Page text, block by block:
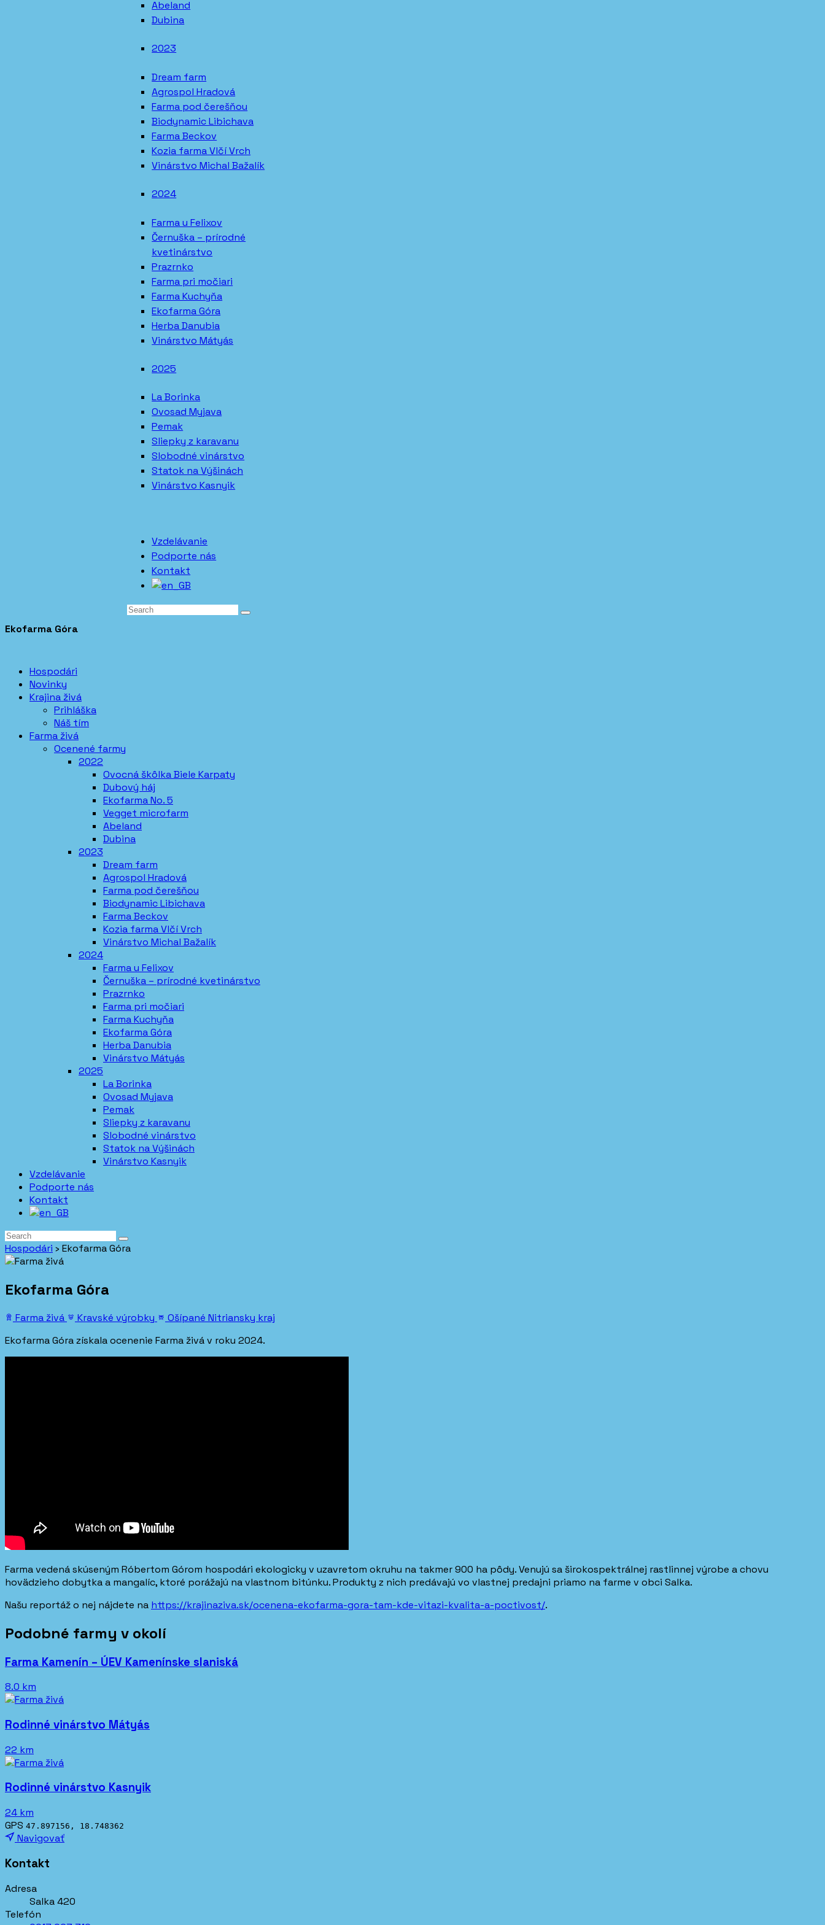
Abeland
Dubina
2023
Dream farm
Agrospol Hradová
Farma pod čerešňou
Biodynamic Libichava
Farma Beckov
Kozia farma Vlčí Vrch
Vinárstvo Michal Bažalík
2024
Farma u Felixov
Černuška – prírodné
kvetinárstvo
Prazrnko
Farma pri močiari
Farma Kuchyňa
Ekofarma Góra
Herba Danubia
Vinárstvo Mátyás
2025
La Borinka
Ovosad Myjava
Pemak
Sliepky z karavanu
Slobodné vinárstvo
Statok na Výšinách
Vinárstvo Kasnyik
Vzdelávanie
Podporte nás
Kontakt
Ekofarma Góra
Hospodári
Novinky
Krajina živá
Prihláška
Náš tím
Farma živá
Ocenené farmy
2022
Ovocná škôlka Biele Karpaty
Dubový háj
Ekofarma No. 5
Vegget microfarm
Abeland
Dubina
2023
Dream farm
Agrospol Hradová
Farma pod čerešňou
Biodynamic Libichava
Farma Beckov
Kozia farma Vlčí Vrch
Vinárstvo Michal Bažalík
2024
Farma u Felixov
Černuška – prírodné kvetinárstvo
Prazrnko
Farma pri močiari
Farma Kuchyňa
Ekofarma Góra
Herba Danubia
Vinárstvo Mátyás
2025
La Borinka
Ovosad Myjava
Pemak
Sliepky z karavanu
Slobodné vinárstvo
Statok na Výšinách
Vinárstvo Kasnyik
Vzdelávanie
Podporte nás
Kontakt
Hospodári › Ekofarma Góra
Ekofarma Góra
Farma živá Kravské výrobky Ošípané Nitriansky kraj
Ekofarma Góra získala ocenenie Farma živá v roku 2024.
Farma vedená skúseným Róbertom Górom hospodári ekologicky v uzavretom okruhu na takmer 900 ha pôdy. Venujú sa širokospektrálnej rastlinnej výrobe a chovu
hovädzieho dobytka a mangalíc, ktoré porážajú na vlastnom bitúnku. Produkty z nich predávajú vo vlastnej predajni priamo na farme v obci Salka.
Našu reportáž o nej nájdete na https://krajinaziva.sk/ocenena-ekofarma-gora-tam-kde-vitazi-kvalita-a-poctivost/.
Podobné farmy v okolí
Farma Kamenín – ÚEV Kamenínske slaniská
8.0 km
Rodinné vinárstvo Mátyás
22 km
Rodinné vinárstvo Kasnyik
24 km
GPS 47.897156, 18.748362
Navigovať
Kontakt
Adresa
Salka 420
Telefón